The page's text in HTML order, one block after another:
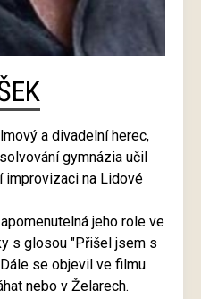
a divadelní herec,
gymnázia učil
improvizaci na Lidové
jeho role ve
s glosou "Přišel jsem s
se objevil ve filmu
nebo v Želarech.